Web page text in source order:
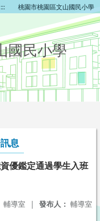
::: 桃園市桃園區文山國民小學
國民小學
息
優鑑定通過學生入班
發布人： 輔導室
輔導室 |